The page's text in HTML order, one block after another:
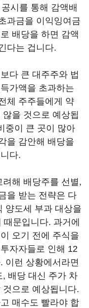
시를 통해 감액배
과금을 이익잉여금
배당을 하면 감액
다는 겁니다.
다 큰 대주주와 법
가액을 초과하는
체 주주들에게 약
을 것으로 예상됩
중이 큰 곳이 많아
을 감안해 배당을
다.
해 배당주를 선별,
을 받는 전략은 다
양도세 부과 대상을
문입니다. 과거에
오기 전에 주식을
자자들로 인해 12
이런 상황에서라면
배당 대신 주가 차
으로 예상됩니다.
매수도 빨라야 합